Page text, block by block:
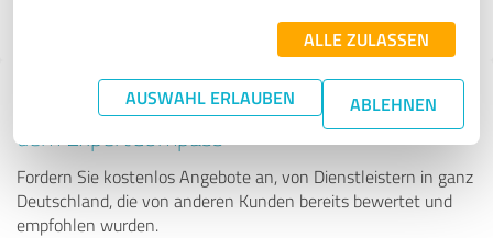
ALLE ZULASSEN
AUSWAHL ERLAUBEN ABLEHNEN
Tipp: Die passenden Experten finden - mit
dem ExpertCompass
Fordern Sie kostenlos Angebote an, von Dienstleistern in ganz
Deutschland, die von anderen Kunden bereits bewertet und
empfohlen wurden.